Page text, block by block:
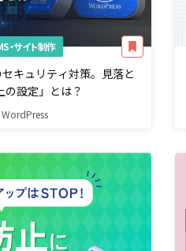
・サイト制作
キュリティ対策。見落と
の設定」とは？